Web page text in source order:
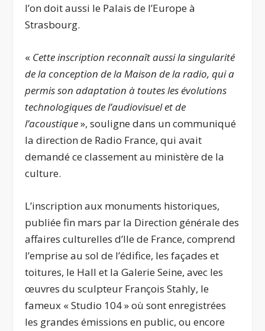
l’on doit aussi le Palais de l’Europe à
Strasbourg.
« Cette inscription reconnaît aussi la singularité
de la conception de la Maison de la radio, qui a
permis son adaptation à toutes les évolutions
technologiques de l’audiovisuel et de
l’acoustique», souligne dans un communiqué
la direction de Radio France, qui avait
demandé ce classement au ministère de la
culture.
L’inscription aux monuments historiques,
publiée fin mars par la Direction générale des
affaires culturelles d’Ile de France, comprend
l’emprise au sol de l’édifice, les façades et
toitures, le Hall et la Galerie Seine, avec les
œuvres du sculpteur François Stahly, le
fameux « Studio 104 » où sont enregistrées
les grandes émissions en public, ou encore